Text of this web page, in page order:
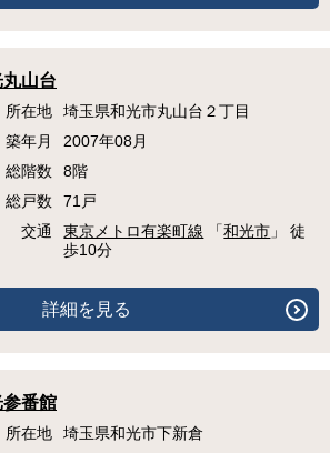
山台
所在地
埼玉県和光市丸山台２丁目
築年月
2007年08月
総階数
8階
総戸数
71戸
交通
東京メトロ有楽町線 「和光市 」 徒
歩10分
詳細を見る
番館
所在地
埼玉県和光市下新倉